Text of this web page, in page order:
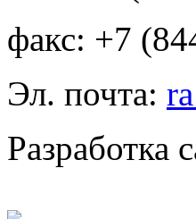
факс: +7
Эл. почта:
Разработка